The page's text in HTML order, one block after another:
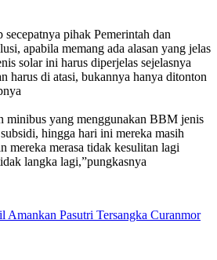
pihak Pemerintah dan
apabila memang ada alasan yang jelas
solar ini harus diperjelas sejelasnya
harus di atasi, bukannya hanya ditonton
minibus yang menggunakan BBM jenis
hingga hari ini mereka masih
mereka merasa tidak kesulitan lagi
langka lagi,”pungkasnya
Amankan Pasutri Tersangka Curanmor